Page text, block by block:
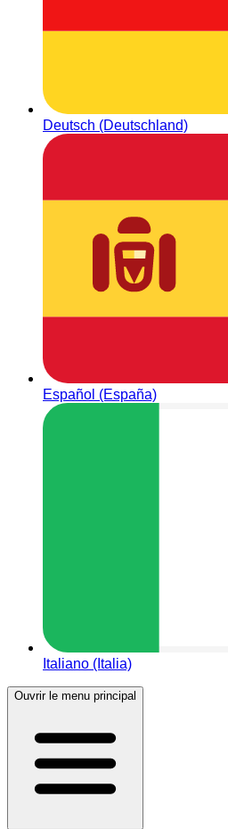
Deutsch (Deutschland)
Español (España)
Italiano (Italia)
Ouvrir le menu principal